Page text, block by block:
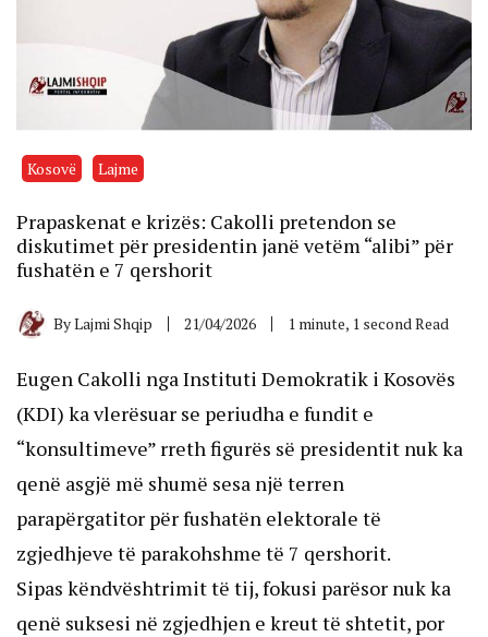
Kosovë Lajme
Prapaskenat e krizës: Cakolli pretendon se
diskutimet për presidentin janë vetëm “alibi” për
fushatën e 7 qershorit
ByLajmi Shqip 21/04/2026 1 minute, 1 second Read
Eugen Cakolli nga Instituti Demokratik i Kosovës
(KDI) ka vlerësuar se periudha e fundit e
“konsultimeve” rreth figurës së presidentit nuk ka
qenë asgjë më shumë sesa një terren
parapërgatitor për fushatën elektorale të
zgjedhjeve të parakohshme të 7 qershorit.
Sipas këndvështrimit të tij, fokusi parësor nuk ka
qenë suksesi në zgjedhjen e kreut të shtetit, por